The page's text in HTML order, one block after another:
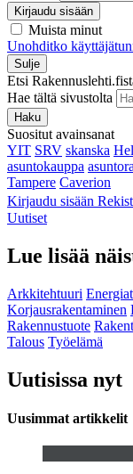
Kirjaudu sisään
Muista minut
Unohditko
Sulje
Etsi
Hae tältä sivustolta
Haku
Suositut avainsanat
YIT SRV skanska
asuntokauppa
Tampere Caverion
Kirjaudu sisään
Uutiset
Lue lisää
Arkkitehtuuri
Korjausrakentaminen
Rakennustuote
Talous Työelämä
Uutisissa nyt
Uusimmat artikkelit